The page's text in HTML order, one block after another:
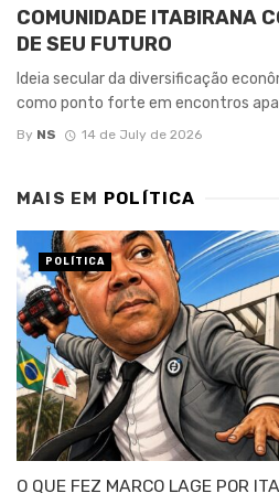
COMUNIDADE ITABIRANA
DE SEU FUTURO
Ideia secular da diversificação
como ponto forte em encontros
By NS 14 de July de 2026
MAIS EM POLÍTICA
O QUE FEZ MARCO LAGE POR
POLÍTICA